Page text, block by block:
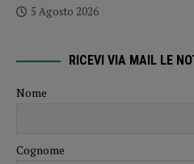
5 Agosto 2026
RICEVI VIA MAIL LE
Nome
Cognome